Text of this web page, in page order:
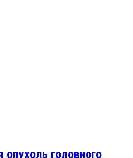
опухоль головного